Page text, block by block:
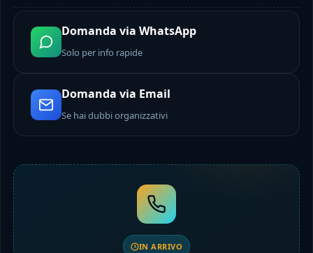
Domanda via WhatsApp
Solo per info rapide
Domanda via Email
Se hai dubbi organizzativi
IN ARRIVO